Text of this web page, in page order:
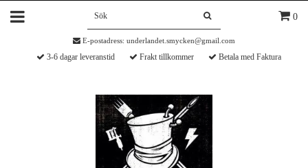
0
E-postadress: underlandet.smycken@gmail.com
3-6 dagar leveranstid Frakt tillkommer Betala med Faktura